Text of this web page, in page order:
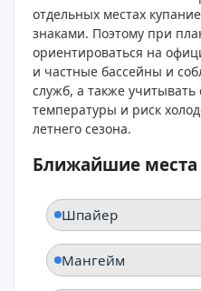
отдельных местах
знаками. Поэтому при
ориентироваться на
и частные бассейны и
служб, а также
температуры и риск
летнего сезона.
Ближайшие места
Шпайер
Мангейм